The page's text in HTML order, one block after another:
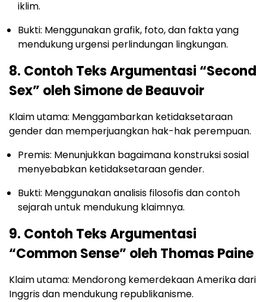
iklim.
Bukti: Menggunakan grafik, foto, dan fakta yang
mendukung urgensi perlindungan lingkungan.
8. Contoh Teks Argumentasi “Second
Sex” oleh Simone de Beauvoir
Klaim utama: Menggambarkan ketidaksetaraan
gender dan memperjuangkan hak-hak perempuan.
Premis: Menunjukkan bagaimana konstruksi sosial
menyebabkan ketidaksetaraan gender.
Bukti: Menggunakan analisis filosofis dan contoh
sejarah untuk mendukung klaimnya.
9. Contoh Teks Argumentasi
“Common Sense” oleh Thomas Paine
Klaim utama: Mendorong kemerdekaan Amerika dari
Inggris dan mendukung republikanisme.